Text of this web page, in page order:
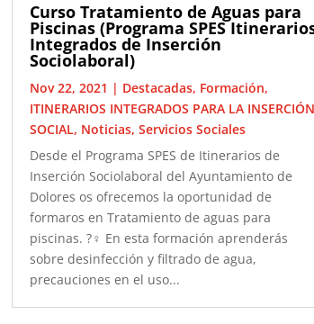
Curso Tratamiento de Aguas para
Piscinas (Programa SPES
Integrados de Inserción
Sociolaboral)
Nov 22, 2021 | Destacadas, Formación,
ITINERARIOS INTEGRADOS PARA LA INSERCIÓN
SOCIAL, Noticias, Servicios Sociales
Desde el Programa SPES de Itinerarios de
Inserción Sociolaboral del Ayuntamiento de
Dolores os ofrecemos la oportunidad de
formaros en Tratamiento de aguas para
piscinas. ?‍♀️ En esta formación aprenderás
sobre desinfección y filtrado de agua,
precauciones en el uso...